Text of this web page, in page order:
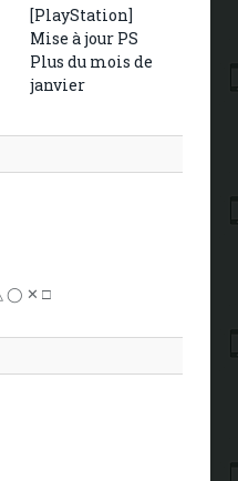
[PlayStation]
Mise à jour PS
Plus du mois de
janvier
◯ ✕ □